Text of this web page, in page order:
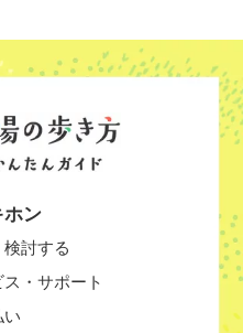
ホン
討する
・サポート
い